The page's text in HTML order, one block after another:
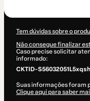
Tem dúvidas sobre o
Não consegue finalizar
Caso precise solicitar
informado:
CKTID-
Suas informações foram
Clique aqui para saber